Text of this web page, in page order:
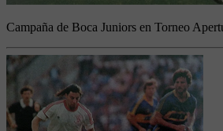
Campaña de Boca Juniors en Torneo